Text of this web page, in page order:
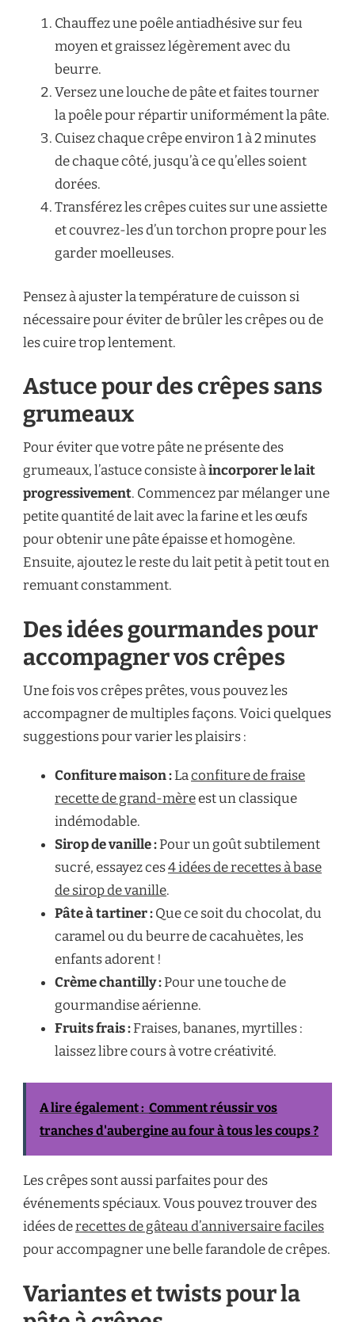
Chauffez une poêle antiadhésive sur feu
moyen et graissez légèrement avec du
beurre.
Versez une louche de pâte et faites tourner
la poêle pour répartir uniformément la pâte.
Cuisez chaque crêpe environ 1 à 2 minutes
de chaque côté, jusqu’à ce qu’elles soient
dorées.
Transférez les crêpes cuites sur une assiette
et couvrez-les d’un torchon propre pour les
garder moelleuses.
Pensez à ajuster la température de cuisson si
nécessaire pour éviter de brûler les crêpes ou de
les cuire trop lentement.
Astuce pour des crêpes sans
grumeaux
Pour éviter que votre pâte ne présente des
grumeaux, l’astuce consiste àincorporer le lait
progressivement. Commencez par mélanger une
petite quantité de lait avec la farine et les œufs
pour obtenir une pâte épaisse et homogène.
Ensuite, ajoutez le reste du lait petit à petit tout en
remuant constamment.
Des idées gourmandes pour
accompagner vos crêpes
Une fois vos crêpes prêtes, vous pouvez les
accompagner de multiples façons. Voici quelques
suggestions pour varier les plaisirs :
Confiture maison :Laconfiture de fraise
recette de grand-mèreest un classique
indémodable.
Sirop de vanille :Pour un goût subtilement
sucré, essayez ces4 idées de recettes à base
de sirop de vanille.
Pâte à tartiner :Que ce soit du chocolat, du
caramel ou du beurre de cacahuètes, les
enfants adorent !
Crème chantilly :Pour une touche de
gourmandise aérienne.
Fruits frais :Fraises, bananes, myrtilles :
laissez libre cours à votre créativité.
A lire également : Comment réussir vos
tranches d'aubergine au four à tous les coups ?
Les crêpes sont aussi parfaites pour des
événements spéciaux. Vous pouvez trouver des
idées derecettes de gâteau d’anniversaire faciles
pour accompagner une belle farandole de crêpes.
Variantes et twists pour la